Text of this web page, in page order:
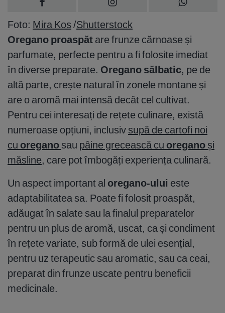
Foto: Mira Kos /Shutterstock
Oregano proaspăt are frunze cărnoase și
parfumate, perfecte pentru a fi folosite imediat
în diverse preparate. Oregano sălbatic, pe de
altă parte, crește natural în zonele montane și
are o aromă mai intensă decât cel cultivat.
Pentru cei interesați de rețete culinare, există
numeroase opțiuni, inclusiv supă de cartofi noi
cu oregano sau pâine grecească cu oregano și
măsline, care pot îmbogăți experiența culinară.
Un aspect important al oregano-ului este
adaptabilitatea sa. Poate fi folosit proaspăt,
adăugat în salate sau la finalul preparatelor
pentru un plus de aromă, uscat, ca și condiment
în rețete variate, sub formă de ulei esențial,
pentru uz terapeutic sau aromatic, sau ca ceai,
preparat din frunze uscate pentru beneficii
medicinale.